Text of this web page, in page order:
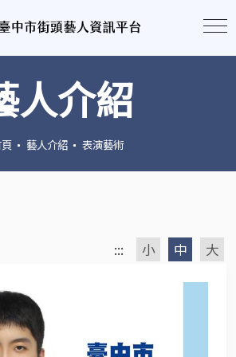
人介紹
藝人介紹 表演藝術
::: 小 中 大